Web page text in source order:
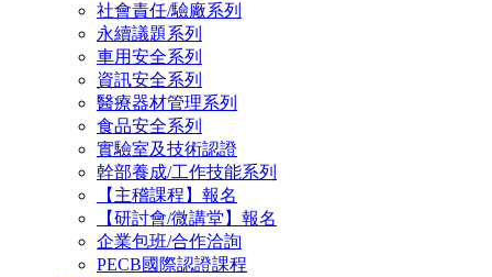
社會責任/驗廠系列
永續議題系列
車用安全系列
資訊安全系列
醫療器材管理系列
食品安全系列
實驗室及技術認證
幹部養成/工作技能系列
【主稽課程】報名
【研討會/微講堂】報名
企業包班/合作洽詢
PECB國際認證課程